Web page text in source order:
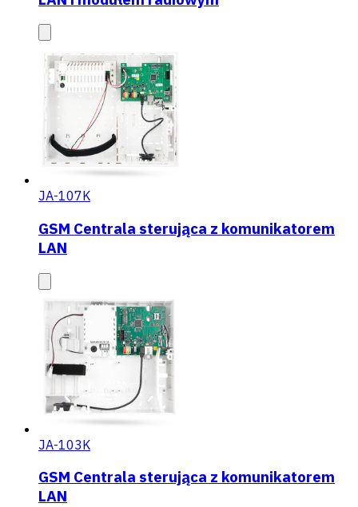
JA-107K
GSM Centrala sterująca z komunikatorem
LAN
JA-103K
GSM Centrala sterująca z komunikatorem
LAN